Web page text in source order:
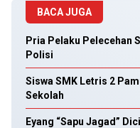
BACA JUGA
Pria Pelaku Pelecehan
Polisi
Siswa SMK Letris 2
Sekolah
Eyang “Sapu Jagad”